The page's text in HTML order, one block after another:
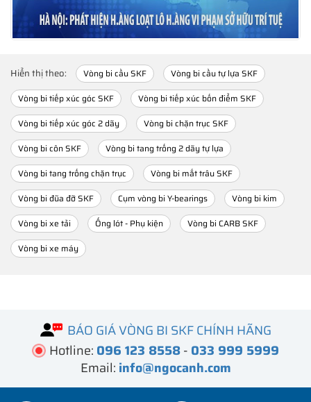
Hiển thị theo: Vòng bi cầu SKF
Vòng bi cầu tự lựa SKF
Vòng bi tiếp xúc góc SKF
Vòng bi tiếp xúc bốn điểm SKF
Vòng bi tiếp xúc góc 2 dãy
Vòng bi chặn trục SKF
Vòng bi côn SKF
Vòng bi tang trống 2 dãy tự lựa
Vòng bi tang trống chặn trục
Vòng bi mắt trâu SKF
Vòng bi đũa đỡ SKF
Cụm vòng bi Y-bearings
Vòng bi kim
Vòng bi xe tải
Ống lót - Phụ kiện
Vòng bi CARB SKF
Vòng bi xe máy
BÁO GIÁ VÒNG BI SKF CHÍNH HÃNG
Hotline: 096 123 8558- 033 999 5999
Email: info@ngocanh.com